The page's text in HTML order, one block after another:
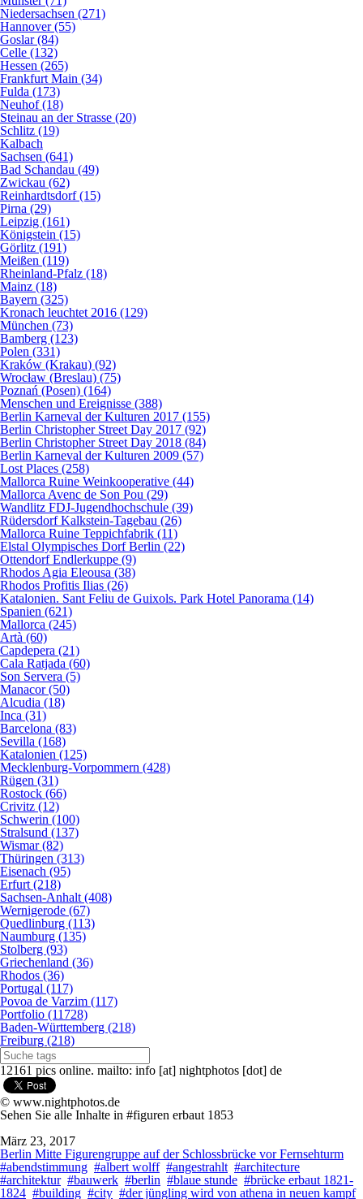
Niedersachsen (271)
Hannover (55)
Goslar (84)
Celle (132)
Hessen (265)
Frankfurt Main (34)
Fulda (173)
Neuhof (18)
Steinau an der Strasse (20)
Schlitz (19)
Kalbach
Sachsen (641)
Bad Schandau (49)
Zwickau (62)
Reinhardtsdorf (15)
Pirna (29)
Leipzig (161)
Königstein (15)
Görlitz (191)
Meißen (119)
Rheinland-Pfalz (18)
Mainz (18)
Bayern (325)
Kronach leuchtet 2016 (129)
München (73)
Bamberg (123)
Polen (331)
Kraków (Krakau) (92)
Wrocław (Breslau) (75)
Poznań (Posen) (164)
Menschen und Ereignisse (388)
Berlin Karneval der Kulturen 2017 (155)
Berlin Christopher Street Day 2017 (92)
Berlin Christopher Street Day 2018 (84)
Berlin Karneval der Kulturen 2009 (57)
Lost Places (258)
Mallorca Ruine Weinkooperative (44)
Mallorca Avenc de Son Pou (29)
Wandlitz FDJ-Jugendhochschule (39)
Rüdersdorf Kalkstein-Tagebau (26)
Mallorca Ruine Teppichfabrik (11)
Elstal Olympisches Dorf Berlin (22)
Ottendorf Endlerkuppe (9)
Rhodos Agia Eleousa (38)
Rhodos Profitis Ilias (26)
Katalonien. Sant Feliu de Guixols. Park Hotel Panorama (14)
Spanien (621)
Mallorca (245)
Artà (60)
Capdepera (21)
Cala Ratjada (60)
Son Servera (5)
Manacor (50)
Alcudia (18)
Inca (31)
Barcelona (83)
Sevilla (168)
Katalonien (125)
Mecklenburg-Vorpommern (428)
Rügen (31)
Rostock (66)
Crivitz (12)
Schwerin (100)
Stralsund (137)
Wismar (82)
Thüringen (313)
Eisenach (95)
Erfurt (218)
Sachsen-Anhalt (408)
Wernigerode (67)
Quedlinburg (113)
Naumburg (135)
Stolberg (93)
Griechenland (36)
Rhodos (36)
Portugal (117)
Povoa de Varzim (117)
Portfolio (11728)
Baden-Württemberg (218)
Freiburg (218)
12161 pics online. mailto: info [at] nightphotos [dot] de
© www.nightphotos.de
Sehen Sie alle Inhalte in #figuren erbaut 1853
März 23, 2017
Berlin Mitte Figurengruppe auf der Schlossbrücke vor Fernsehturm
#abendstimmung #albert wolff #angestrahlt #architecture
#architektur #bauwerk #berlin #blaue stunde #brücke erbaut 1821-
1824 #building #city #der jüngling wird von athena in neuen kampf